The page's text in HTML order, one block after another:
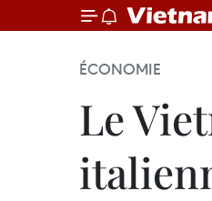
ÉCONOMIE
Le